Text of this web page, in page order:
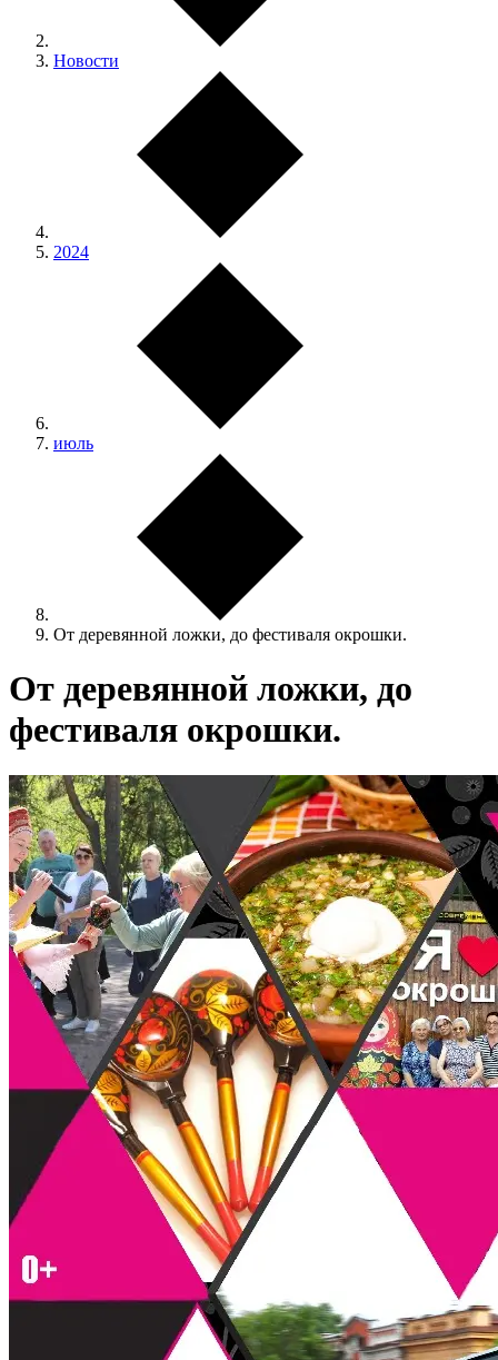
Новости
2024
июль
От деревянной ложки, до фестиваля окрошки.
От деревянной ложки, до
фестиваля окрошки.